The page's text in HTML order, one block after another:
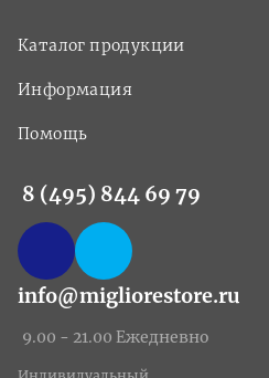
Каталог продукции
Информация
Помощь
8 (495) 844 69 79
info@migliorestore.ru
9.00 - 21.00 Ежедневно